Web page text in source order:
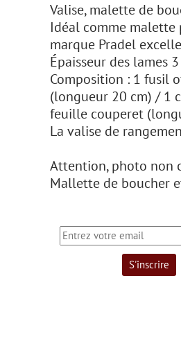
Valise, malette de
Idéal comme malette
marque Pradel
Épaisseur des lames
Composition : 1 fusil
(longueur 20 cm) / 1
feuille couperet
La valise de
Attention, photo non
Mallette de boucher